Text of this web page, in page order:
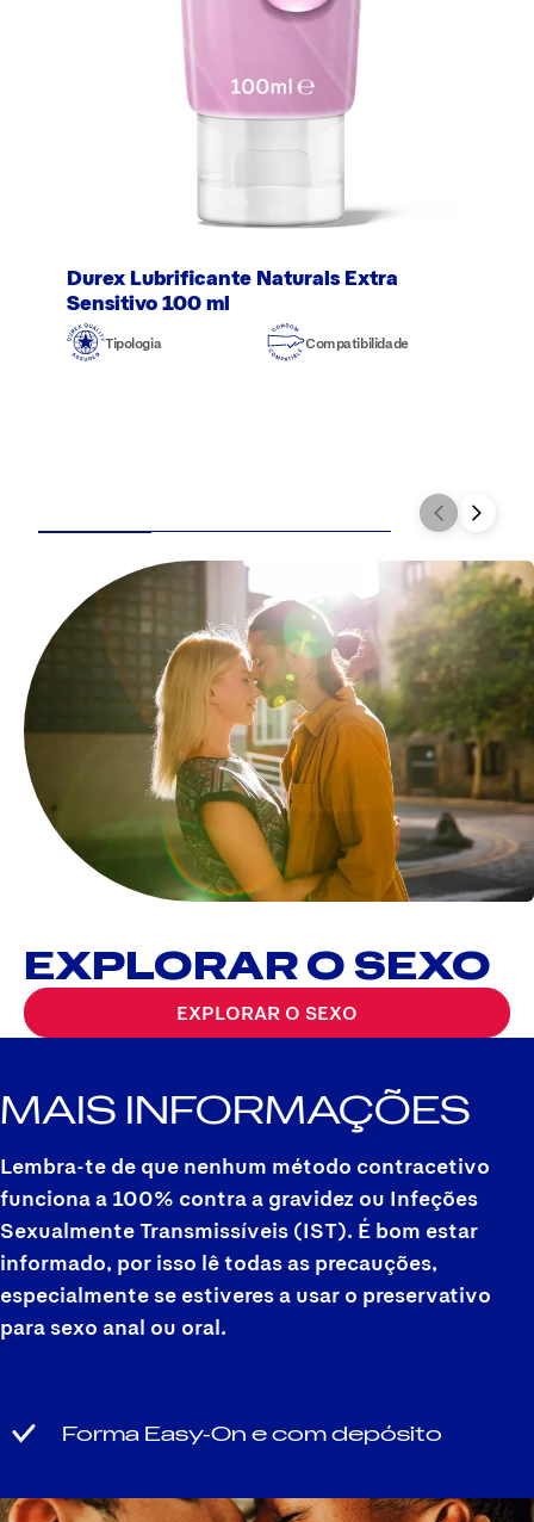
Durex Lubrificante Naturals Extra
Sensitivo 100 ml
Tipologia Compatibilidade
EXPLORAR O SEXO
EXPLORAR O SEXO
MAIS INFORMAÇÕES
Lembra-te de que nenhum método contracetivo
funciona a 100% contra a gravidez ou Infeções
Sexualmente Transmissíveis (IST). É bom estar
informado, por isso lê todas as precauções,
especialmente se estiveres a usar o preservativo
para sexo anal ou oral.
Forma Easy-On e com depósito